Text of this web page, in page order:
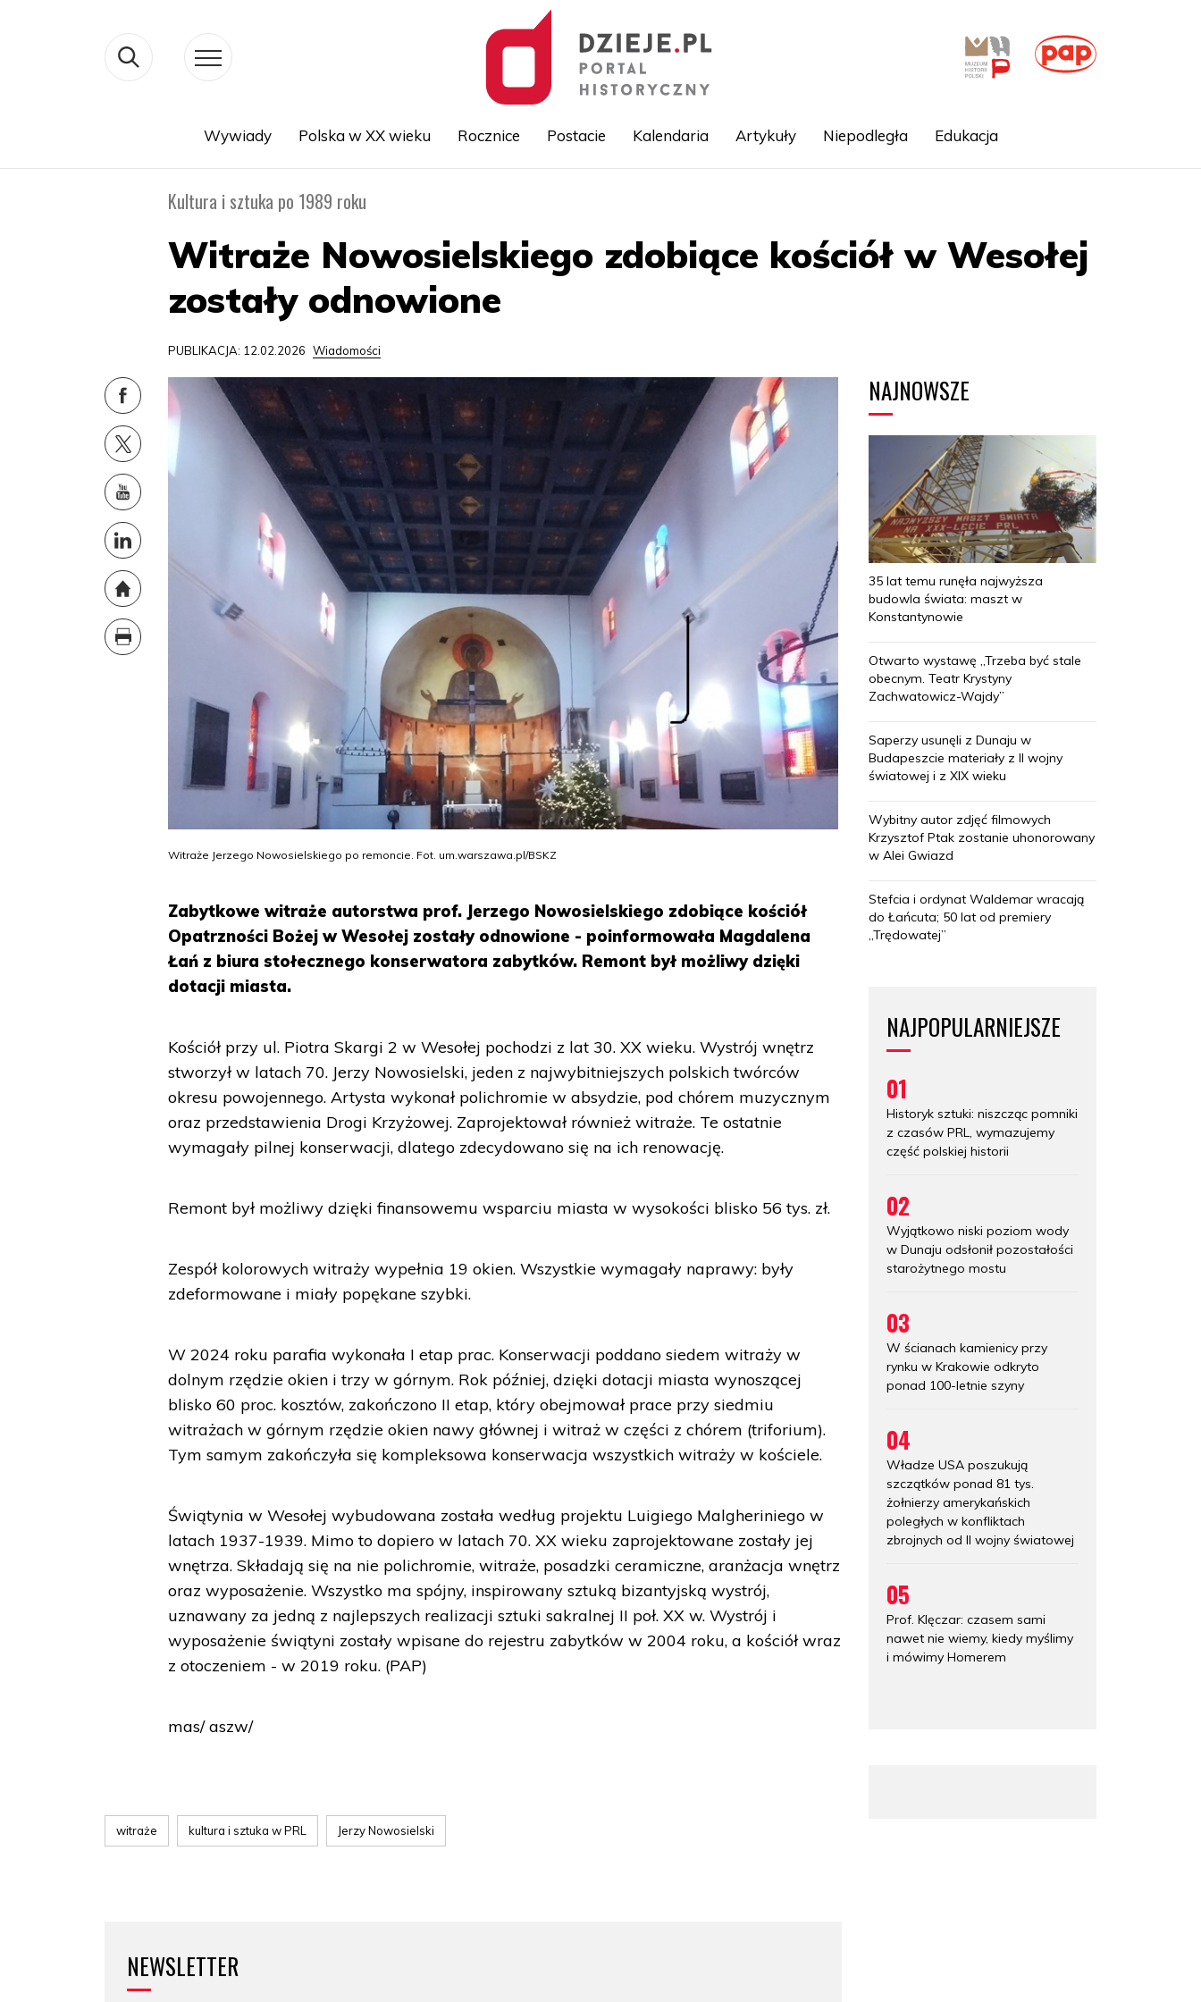
Wywiady Polska w XX wieku Rocznice Postacie Kalendaria Artykuły Niepodległa Edukacja
Kultura i sztuka po 1989 roku
Witraże Nowosielskiego zdobiące kościół w Wesołej
zostały odnowione
PUBLIKACJA: 12.02.2026 Wiadomości
Witraże Jerzego Nowosielskiego po remoncie. Fot. um.warszawa.pl/BSKZ
Zabytkowe witraże autorstwa prof. Jerzego Nowosielskiego zdobiące kościół
Opatrzności Bożej w Wesołej zostały odnowione - poinformowała Magdalena
Łań z biura stołecznego konserwatora zabytków. Remont był możliwy dzięki
dotacji miasta.
Kościół przy ul. Piotra Skargi 2 w Wesołej pochodzi z lat 30. XX wieku. Wystrój wnętrz
stworzył w latach 70. Jerzy Nowosielski, jeden z najwybitniejszych polskich twórców
okresu powojennego. Artysta wykonał polichromie w absydzie, pod chórem muzycznym
oraz przedstawienia Drogi Krzyżowej. Zaprojektował również witraże. Te ostatnie
wymagały pilnej konserwacji, dlatego zdecydowano się na ich renowację.
Remont był możliwy dzięki finansowemu wsparciu miasta w wysokości blisko 56 tys. zł.
Zespół kolorowych witraży wypełnia 19 okien. Wszystkie wymagały naprawy: były
zdeformowane i miały popękane szybki.
W 2024 roku parafia wykonała I etap prac. Konserwacji poddano siedem witraży w
dolnym rzędzie okien i trzy w górnym. Rok później, dzięki dotacji miasta wynoszącej
blisko 60 proc. kosztów, zakończono II etap, który obejmował prace przy siedmiu
witrażach w górnym rzędzie okien nawy głównej i witraż w części z chórem (triforium).
Tym samym zakończyła się kompleksowa konserwacja wszystkich witraży w kościele.
Świątynia w Wesołej wybudowana została według projektu Luigiego Malgheriniego w
latach 1937-1939. Mimo to dopiero w latach 70. XX wieku zaprojektowane zostały jej
wnętrza. Składają się na nie polichromie, witraże, posadzki ceramiczne, aranżacja wnętrz
oraz wyposażenie. Wszystko ma spójny, inspirowany sztuką bizantyjską wystrój,
uznawany za jedną z najlepszych realizacji sztuki sakralnej II poł. XX w. Wystrój i
wyposażenie świątyni zostały wpisane do rejestru zabytków w 2004 roku, a kościół wraz
z otoczeniem - w 2019 roku. (PAP)
mas/ aszw/
witraże kultura i sztuka w PRL Jerzy Nowosielski
NEWSLETTER
NAJNOWSZE
35 lat temu runęła najwyższa
budowla świata: maszt w
Konstantynowie
Otwarto wystawę „Trzeba być stale
obecnym. Teatr Krystyny
Zachwatowicz-Wajdy”
Saperzy usunęli z Dunaju w
Budapeszcie materiały z II wojny
światowej i z XIX wieku
Wybitny autor zdjęć filmowych
Krzysztof Ptak zostanie uhonorowany
w Alei Gwiazd
Stefcia i ordynat Waldemar wracają
do Łańcuta; 50 lat od premiery
„Trędowatej”
NAJPOPULARNIEJSZE
01
Historyk sztuki: niszcząc pomniki
z czasów PRL, wymazujemy
część polskiej historii
02
Wyjątkowo niski poziom wody
w Dunaju odsłonił pozostałości
starożytnego mostu
03
W ścianach kamienicy przy
rynku w Krakowie odkryto
ponad 100-letnie szyny
04
Władze USA poszukują
szczątków ponad 81 tys.
żołnierzy amerykańskich
poległych w konfliktach
zbrojnych od II wojny światowej
05
Prof. Klęczar: czasem sami
nawet nie wiemy, kiedy myślimy
i mówimy Homerem